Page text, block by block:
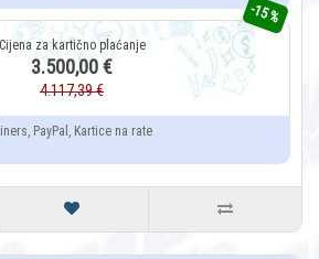
-15 %
3.500,00 €
4.117,39 €
PayPal, Kartice na rate